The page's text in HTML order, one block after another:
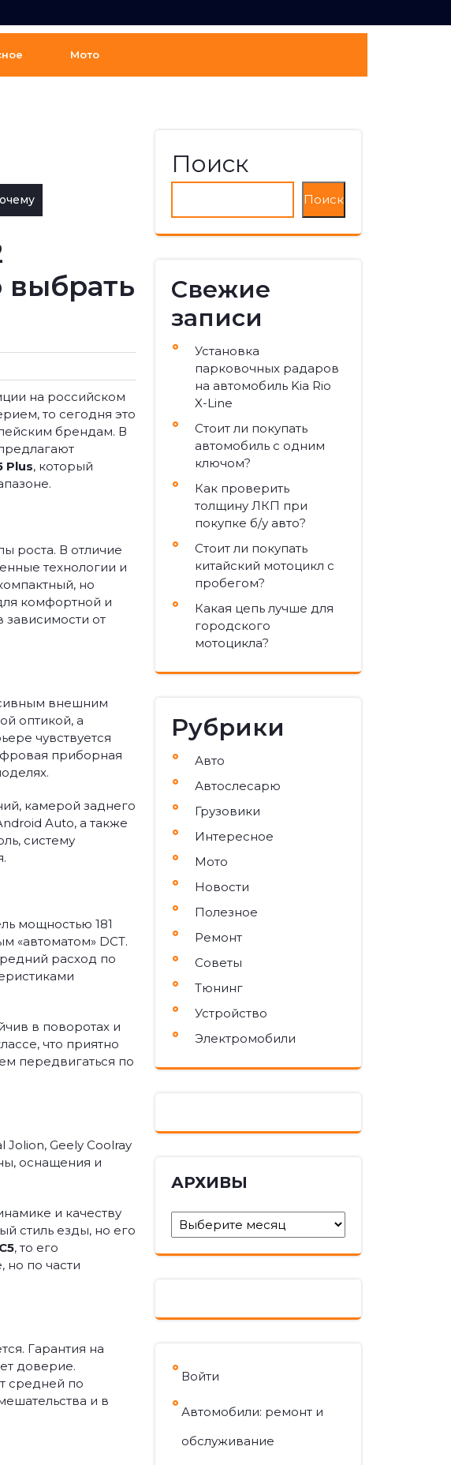
Мото
выбрать
на российском
то сегодня это
брендам. В
Plus, который
роста. В отличие
технологии и
но
комфортной и
зависимости от
внешним
оптикой, а
чувствуется
приборная
камерой заднего
Auto, а также
систему
мощностью 181
«автоматом» DCT.
расход по
в поворотах и
что приятно
передвигаться по
Geely Coolray
оснащения и
и качеству
стиль езды, но его
, то его
но по части
Гарантия на
доверие.
средней по
и в
Поиск
Поиск
Свежие
записи
Установка
парковочных радаров
на автомобиль Kia Rio
X-Line
Стоит ли покупать
автомобиль с одним
ключом?
Как проверить
толщину ЛКП при
покупке б/у авто?
Стоит ли покупать
китайский мотоцикл с
пробегом?
Какая цепь лучше для
городского
мотоцикла?
Рубрики
Авто
Автослесарю
Грузовики
Интересное
Мото
Новости
Полезное
Ремонт
Советы
Тюнинг
Устройство
Электромобили
АРХИВЫ
Архивы
Войти
Автомобили: ремонт и
обслуживание